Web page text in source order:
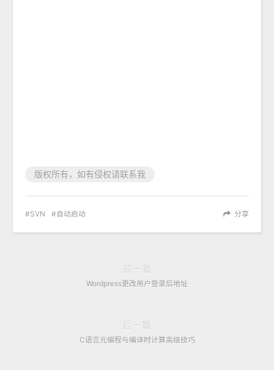
版权所有，如有侵权请联系我
分享
SVN 自动启动
前一篇
Wordpress更改用户登录后地址
后一篇
C语言元编程与编译时计算高级技巧